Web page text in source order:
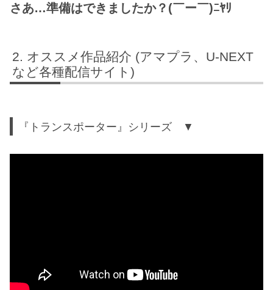
さあ…準備はできましたか？(￣ー￣)ﾆﾔﾘ
オススメ作品紹介 (アマプラ、U-NEXT
など各種配信サイト)
『トランスポーター』シリーズ ▼